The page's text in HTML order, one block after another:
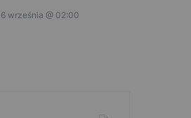
6 września @ 02:00